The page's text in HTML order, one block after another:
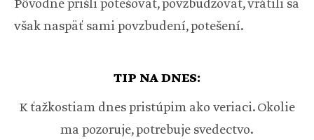
Pôvodne prišli potešovať, povzbudzovať, vrátili sa
však naspäť sami povzbudení, potešení.
TIP NA DNES:
K ťažkostiam dnes pristúpim ako veriaci. Okolie
ma pozoruje, potrebuje svedectvo.